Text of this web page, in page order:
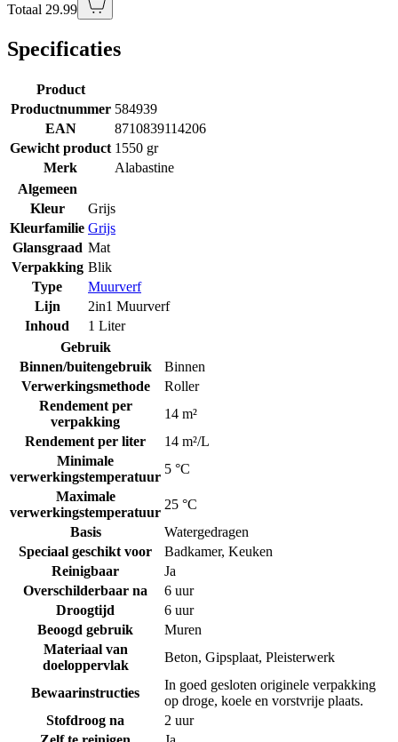
Totaal 29.99
Specificaties
Product
Productnummer 584939
EAN
8710839114206
Gewicht product 1550 gr
Merk
Alabastine
Algemeen
Kleur
Grijs
Kleurfamilie Grijs
Glansgraad Mat
Verpakking Blik
Type
Muurverf
Lijn
2in1 Muurverf
Inhoud
1 Liter
Gebruik
Binnen/buitengebruik
Binnen
Verwerkingsmethode
Roller
Rendement per
verpakking
14 m²
Rendement per liter
14 m²/L
Minimale
verwerkingstemperatuur
5 °C
Maximale
verwerkingstemperatuur
25 °C
Basis
Watergedragen
Speciaal geschikt voor
Badkamer, Keuken
Reinigbaar
Ja
Overschilderbaar na
6 uur
Droogtijd
6 uur
Beoogd gebruik
Muren
Materiaal van
doeloppervlak
Beton, Gipsplaat, Pleisterwerk
Bewaarinstructies
In goed gesloten originele verpakking
op droge, koele en vorstvrije plaats.
Stofdroog na
2 uur